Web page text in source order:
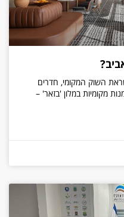
השוק המקומי, חדרים
מקומיות במלון 'בזאר' –